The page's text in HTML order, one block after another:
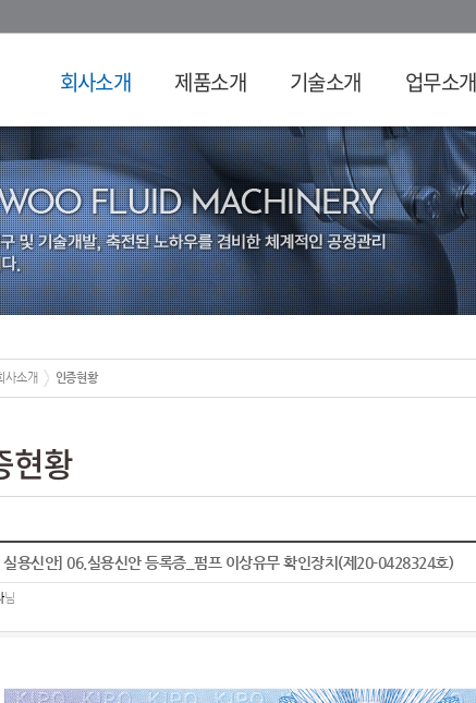
회사소개 제품소개 기술소개 업무소개
사소개 인증현황
현황
실용신안] 06.실용신안 등록증_펌프 이상유무 확인장치(제20-0428324호)
님